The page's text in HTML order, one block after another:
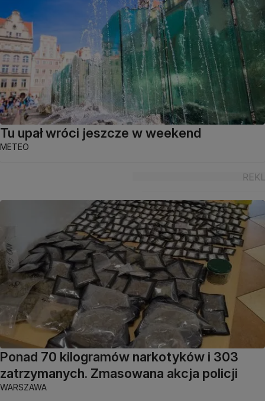
Tu upał wróci jeszcze w weekend
METEO
Ponad 70 kilogramów narkotyków i 303
zatrzymanych. Zmasowana akcja policji
WARSZAWA